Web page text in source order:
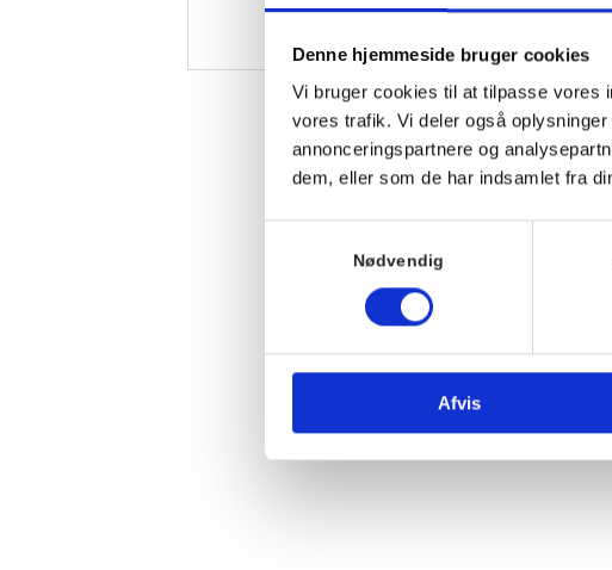
Denne hjemmeside bruger cookies
Vi bruger cookies til at tilpasse vores
vores trafik. Vi deler også
annonceringspartnere og
dem, eller som de har indsamlet fra
Nødvendig
Afvis